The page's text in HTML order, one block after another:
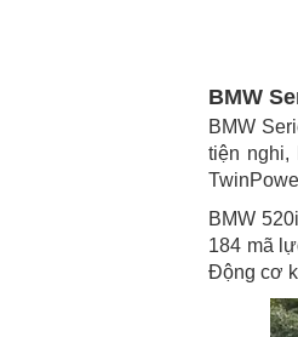
BMW
BMW
tiện nghi,
BMW
184 mã
Động cơ